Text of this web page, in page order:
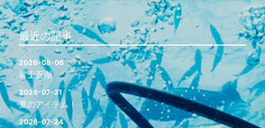
最近の記事
2026-08-06
富士五湖
2026-07-31
夏のアイテム！
2026-07-24